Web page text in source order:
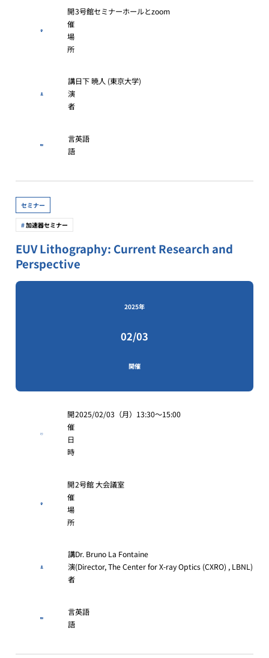
開
催
場
所
3号館セミナーホールとzoom
講
演
者
日下 暁人 (東京大学)
言
語
英語
セミナー
加速器セミナー
EUV Lithography: Current Research and
Perspective
2025年
02/03
開催
開
催
日
時
2025/02/03（月）13:30〜15:00
開
催
場
所
2号館 大会議室
講
演
者
Dr. Bruno La Fontaine
(Director, The Center for X-ray Optics (CXRO) , LBNL)
言
語
英語